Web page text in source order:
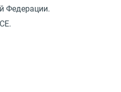
Федерации.